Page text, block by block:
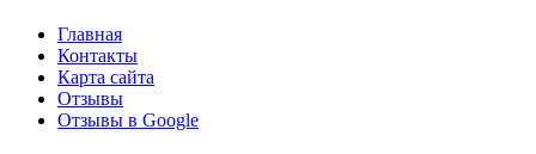
Главная
Контакты
Карта сайта
Отзывы
Отзывы в Google